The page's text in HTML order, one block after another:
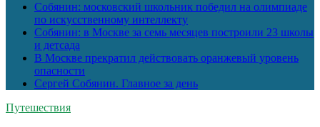
Собянин: московский школьник победил на олимпиаде
по искусственному интеллекту
Собянин: в Москве за семь месяцев построили 23 школы
и детсада
В Москве прекратил действовать оранжевый уровень
опасности
Сергей Собянин. Главное за день
Путешествия